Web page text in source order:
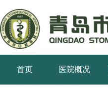
首页 医院概况